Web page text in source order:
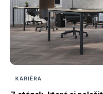
KARIÉRA